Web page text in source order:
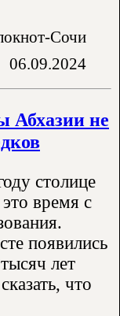
Сочи
06.09.2024
Абхазии не
столице
время с
появились
лет
что